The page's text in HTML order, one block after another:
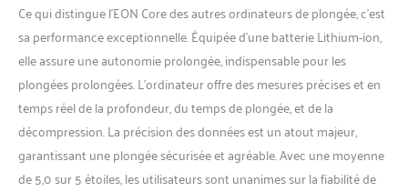
Ce qui distingue l’EON Core des autres ordinateurs de plongée, c’est
sa performance exceptionnelle. Équipée d’une batterie Lithium-ion,
elle assure une autonomie prolongée, indispensable pour les
plongées prolongées. L’ordinateur offre des mesures précises et en
temps réel de la profondeur, du temps de plongée, et de la
décompression. La précision des données est un atout majeur,
garantissant une plongée sécurisée et agréable. Avec une moyenne
de 5,0 sur 5 étoiles, les utilisateurs sont unanimes sur la fiabilité de